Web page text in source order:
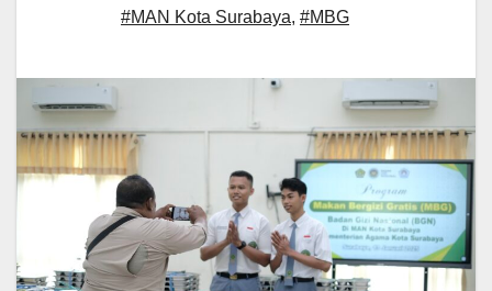
#MAN Kota Surabaya, #MBG